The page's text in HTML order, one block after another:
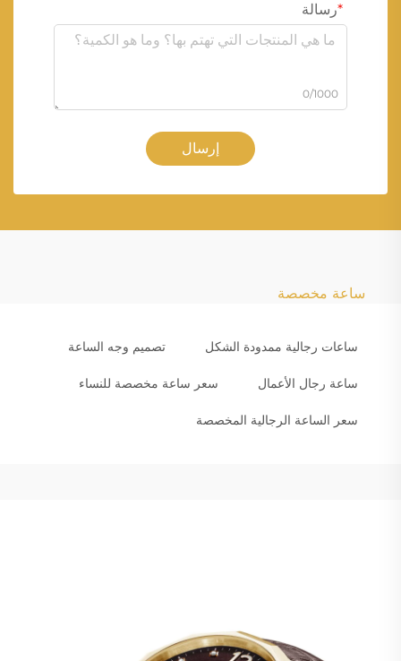
رسالة
0/1000
إرسال
ساعة مخصصة
ساعات رجالية ممدودة الشكل تصميم وجه الساعة
ساعة رجال الأعمال سعر ساعة مخصصة للنساء
سعر الساعة الرجالية المخصصة